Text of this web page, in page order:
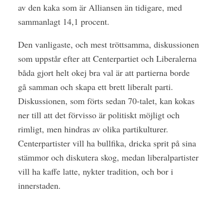
av den kaka som är Alliansen än tidigare, med
sammanlagt 14,1 procent.
Den vanligaste, och mest tröttsamma, diskussionen
som uppstår efter att Centerpartiet och Liberalerna
båda gjort helt okej bra val är att partierna borde
gå samman och skapa ett brett liberalt parti.
Diskussionen, som förts sedan 70-talet, kan kokas
ner till att det förvisso är politiskt möjligt och
rimligt, men hindras av olika partikulturer.
Centerpartister vill ha bullfika, dricka sprit på sina
stämmor och diskutera skog, medan liberalpartister
vill ha kaffe latte, nykter tradition, och bor i
innerstaden.